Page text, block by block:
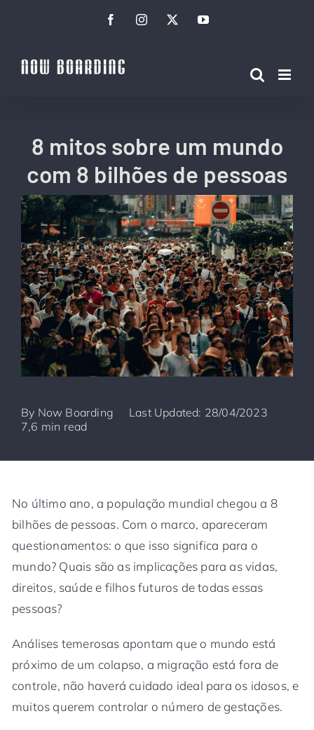
conteúdo
FacebookInstagramTwitterYouTube
8 mitos sobre um mundo
com 8 bilhões de pessoas
By Now Boarding
Last Updated: 28/04/2023
7,6 min read
No último ano, a população mundial chegou a 8
bilhões de pessoas. Com o marco, apareceram
questionamentos: o que isso significa para o
mundo? Quais são as implicações para as vidas,
direitos, saúde e filhos futuros de todas essas
pessoas?
Análises temerosas apontam que o mundo está
próximo de um colapso, a migração está fora de
controle, não haverá cuidado ideal para os idosos, e
muitos querem controlar o número de gestações.